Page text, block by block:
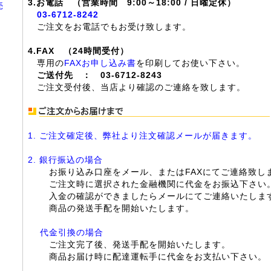
3.お電話 （営業時間 9:00～18:00 / 日曜定休）
03-6712-8242
ご注文をお電話でもお受け致します。
4.FAX （24時間受付）
専用の FAXお申し込み書を印刷してお使い下さい。
ご送付先 ： 03-6712-8243
ご注文受付後、当店より確認のご連絡を致します。
1. ご注文確定後、弊社より注文確認メールが届きます。
2. 銀行振込の場合
お振り込み口座をメール、またはFAXにてご連絡致し
ご注文時に選択された金融機関に代金をお振込下さい。
入金の確認ができましたらメールにてご連絡いたしま
商品の発送手配を開始いたします。
代金引換の場合
ご注文完了後、発送手配を開始いたします。
商品お届け時に配達運転手に代金をお支払い下さい。